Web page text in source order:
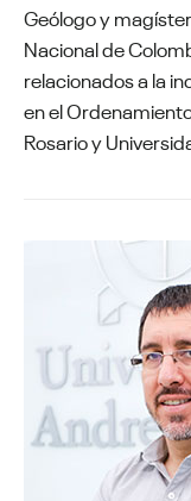
Geólogo y
Nacional de
relacionados a la
en el
Rosario y